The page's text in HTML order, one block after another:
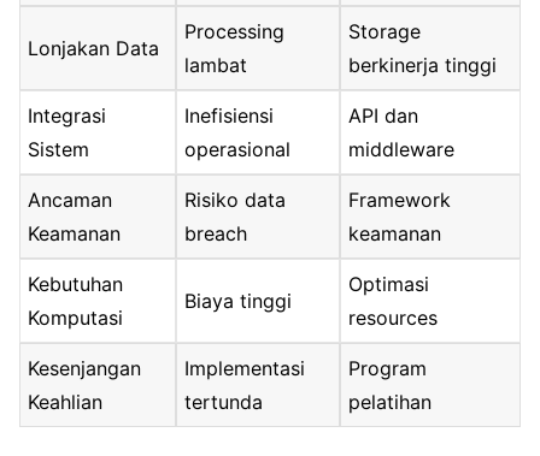
Lonjakan Data
Processing
lambat
Storage
berkinerja tinggi
Integrasi
Sistem
Inefisiensi
operasional
API dan
middleware
Ancaman
Keamanan
Risiko data
breach
Framework
keamanan
Kebutuhan
Komputasi
Biaya tinggi
Optimasi
resources
Kesenjangan
Keahlian
Implementasi
tertunda
Program
pelatihan